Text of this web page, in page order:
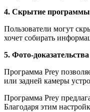
4. Скрытие программы
Пользователи могут
хочет собирать
5. Фото-доказательства
Программа Prey
или задней камеры
Программа Prey
Благодаря этим